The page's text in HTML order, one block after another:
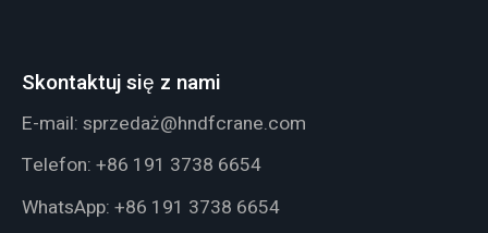
Skontaktuj się z nami
E-mail: sprzedaż@hndfcrane.com
Telefon: +86 191 3738 6654
WhatsApp: +86 191 3738 6654